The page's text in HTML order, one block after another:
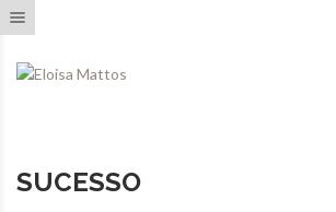
SUCESSO